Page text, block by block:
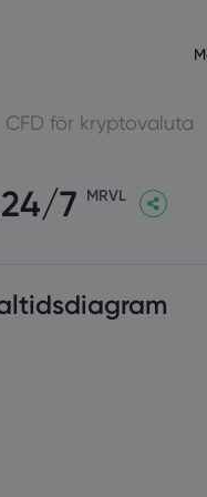
App
MT4
Om markets.com
Globalt erbjudande
Vår koncern
CFD för kryptovaluta
7 MRVL